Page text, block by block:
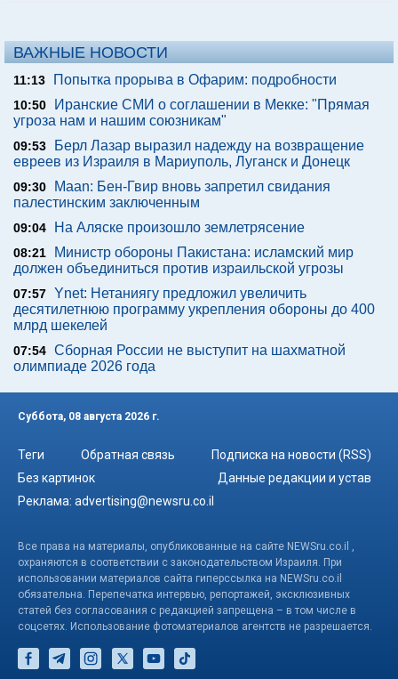
ВАЖНЫЕ НОВОСТИ
11:13 Попытка прорыва в Офарим: подробности
10:50
Иранские СМИ о соглашении в Мекке: "Прямая
угроза нам и нашим союзникам"
09:53
Берл Лазар выразил надежду на возвращение
евреев из Израиля в Мариуполь, Луганск и Донецк
09:30
Maan: Бен-Гвир вновь запретил свидания
палестинским заключенным
09:04 На Аляске произошло землетрясение
08:21
Министр обороны Пакистана: исламский мир
должен объединиться против израильской угрозы
07:57 Ynet: Нетаниягу предложил увеличить
десятилетнюю программу укрепления обороны до 400
млрд шекелей
07:54 Сборная России не выступит на шахматной
олимпиаде 2026 года
Суббота, 08 августа 2026 г.
Теги Обратная связь
Подписка на новости (RSS)
Без картинок
Данные редакции и устав
Реклама: advertising@newsru.co.il
Все права на материалы, опубликованные на сайте NEWSru.co.il ,
охраняются в соответствии с законодательством Израиля. При
использовании материалов сайта гиперссылка на NEWSru.co.il
обязательна. Перепечатка интервью, репортажей, эксклюзивных
статей без согласования с редакцией запрещена – в том числе в
соцсетях. Использование фотоматериалов агентств не разрешается.